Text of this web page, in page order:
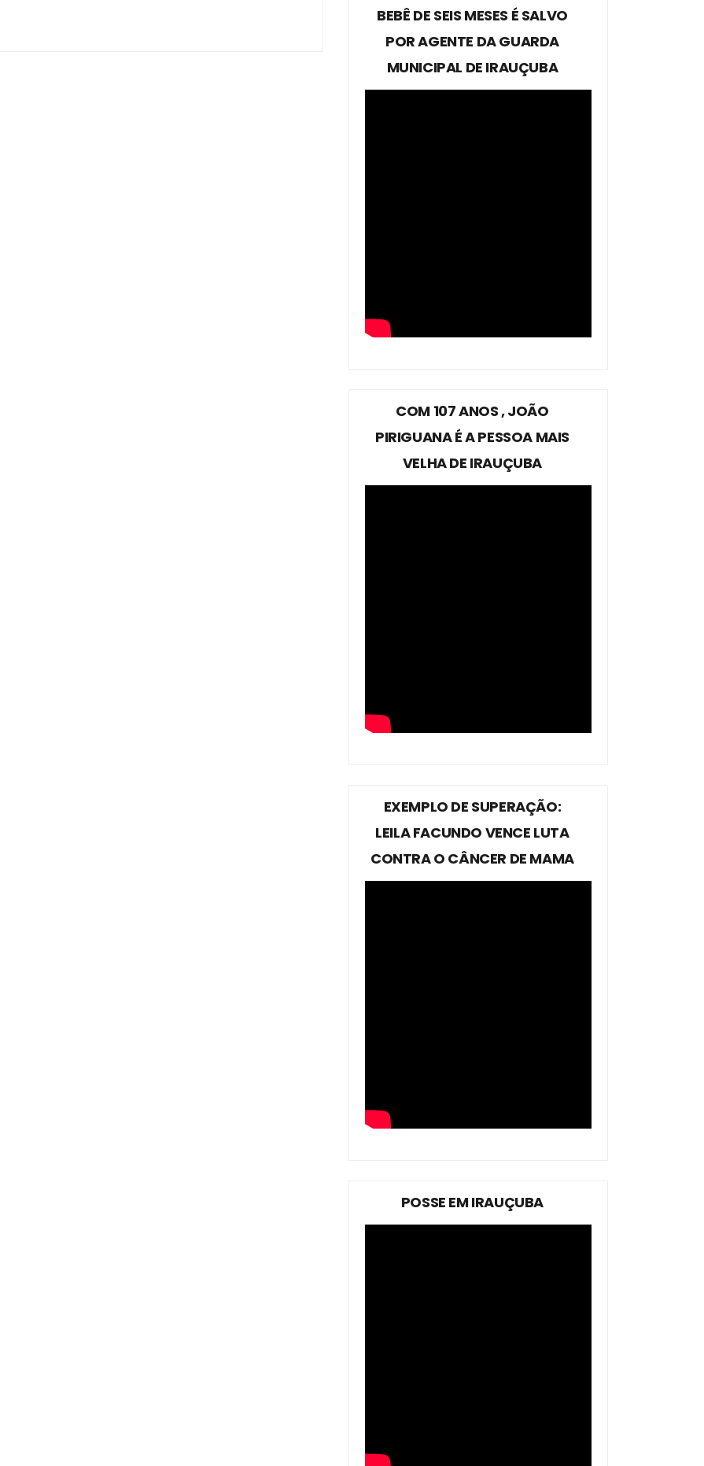
BEBÊ DE SEIS MESES É SALVO
POR AGENTE DA GUARDA
MUNICIPAL DE IRAUÇUBA
COM 107 ANOS , JOÃO
PIRIGUANA É A PESSOA MAIS
VELHA DE IRAUÇUBA
EXEMPLO DE SUPERAÇÃO:
LEILA FACUNDO VENCE LUTA
CONTRA O CÂNCER DE MAMA
POSSE EM IRAUÇUBA